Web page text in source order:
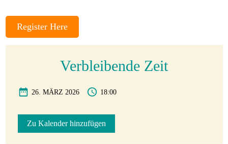
Register Here
Verbleibende Zeit
26. MÄRZ 2026 18:00
Zu Kalender hinzufügen